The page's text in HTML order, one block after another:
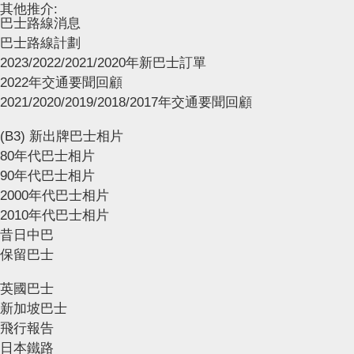
其他推介:
巴士路線消息
巴士路線計劃
2023/2022/2021/2020年新巴士訂單
2022年交通要聞回顧
2021/2020/2019/2018/2017年交通要聞回顧
(B3) 新出牌巴士相片
80年代巴士相片
90年代巴士相片
2000年代巴士相片
2010年代巴士相片
昔日中巴
保留巴士
英國巴士
新加坡巴士
飛行報告
日本鐵路